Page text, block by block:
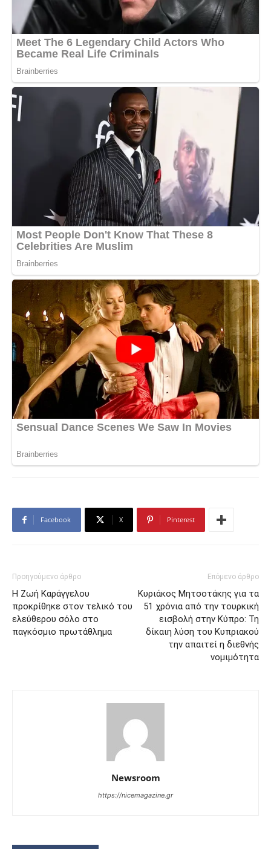
Facebook X Pinterest
Προηγούμενο άρθρο
Η Ζωή Καράγγελου
προκρίθηκε στον τελικό του
ελεύθερου σόλο στο
παγκόσμιο πρωτάθλημα
Επόμενο άρθρο
Κυριάκος Μητσοτάκης για τα
51 χρόνια από την τουρκική
εισβολή στην Κύπρο: Τη
δίκαιη λύση του Κυπριακού
την απαιτεί η διεθνής
νομιμότητα
Newsroom
https://nicemagazine.gr